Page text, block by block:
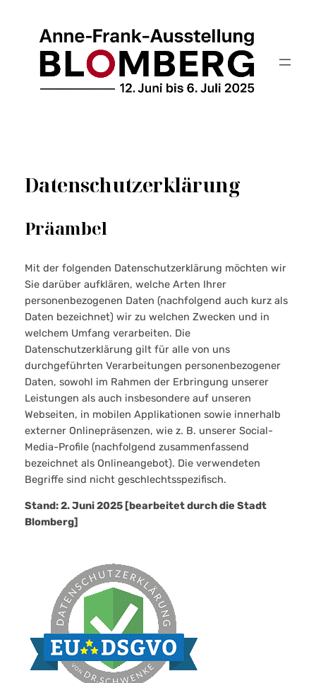
springen
Datenschutzerklärung
Präambel
Mit der folgenden Datenschutzerklärung möchten wir
Sie darüber aufklären, welche Arten Ihrer
personenbezogenen Daten (nachfolgend auch kurz als
Daten bezeichnet) wir zu welchen Zwecken und in
welchem Umfang verarbeiten. Die
Datenschutzerklärung gilt für alle von uns
durchgeführten Verarbeitungen personenbezogener
Daten, sowohl im Rahmen der Erbringung unserer
Leistungen als auch insbesondere auf unseren
Webseiten, in mobilen Applikationen sowie innerhalb
externer Onlinepräsenzen, wie z. B. unserer Social-
Media-Profile (nachfolgend zusammenfassend
bezeichnet als Onlineangebot). Die verwendeten
Begriffe sind nicht geschlechtsspezifisch.
Stand: 2. Juni 2025 [bearbeitet durch die Stadt
Blomberg]